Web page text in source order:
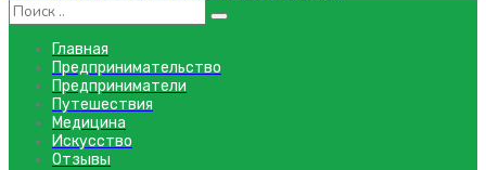
Главная
Предпринимательство
Предприниматели
Путешествия
Медицина
Искусство
Отзывы